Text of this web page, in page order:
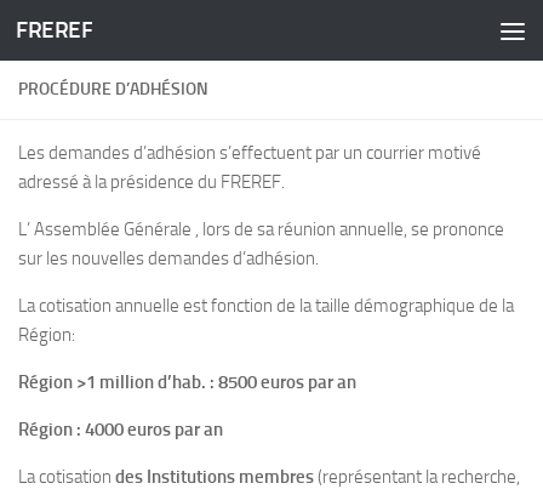
Skip to content
FREREF
PROCÉDURE D’ADHÉSION
Les demandes d’adhésion s’effectuent par un courrier motivé
adressé à la présidence du FREREF.
L’ Assemblée Générale , lors de sa réunion annuelle, se prononce
sur les nouvelles demandes d’adhésion.
La cotisation annuelle est fonction de la taille démographique de la
Région:
Région >1 million d’hab. : 8500 euros par an
Région : 4000 euros par an
La cotisation des Institutions membres(représentant la recherche,